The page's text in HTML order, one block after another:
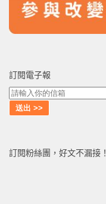
訂閱電子報
訂閱粉絲團，好文不漏接！